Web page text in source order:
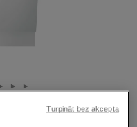
Turpināt bez akcepta